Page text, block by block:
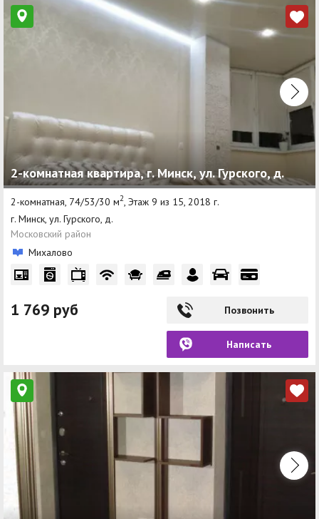
2-комнатная квартира, г. Минск, ул. Гурского, д.
2-комнатная, 74/53/30 м2, Этаж 9 из 15, 2018 г.
г. Минск, ул. Гурского, д.
Московский район
Михалово
1 769 руб Позвонить
Написать